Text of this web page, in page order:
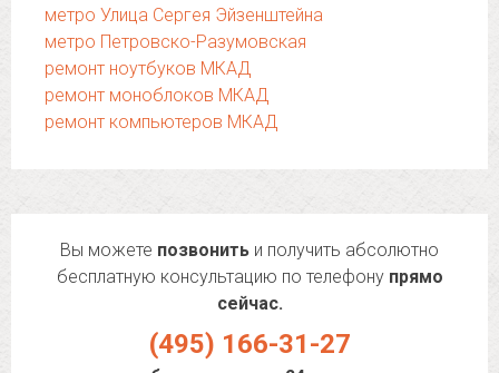
метро Улица Сергея Эйзенштейна
метро Петровско-Разумовская
ремонт ноутбуков МКАД
ремонт моноблоков МКАД
ремонт компьютеров МКАД
Вы можете позвонить и получить абсолютно
бесплатную консультацию по телефону прямо
сейчас.
(495) 166-31-27